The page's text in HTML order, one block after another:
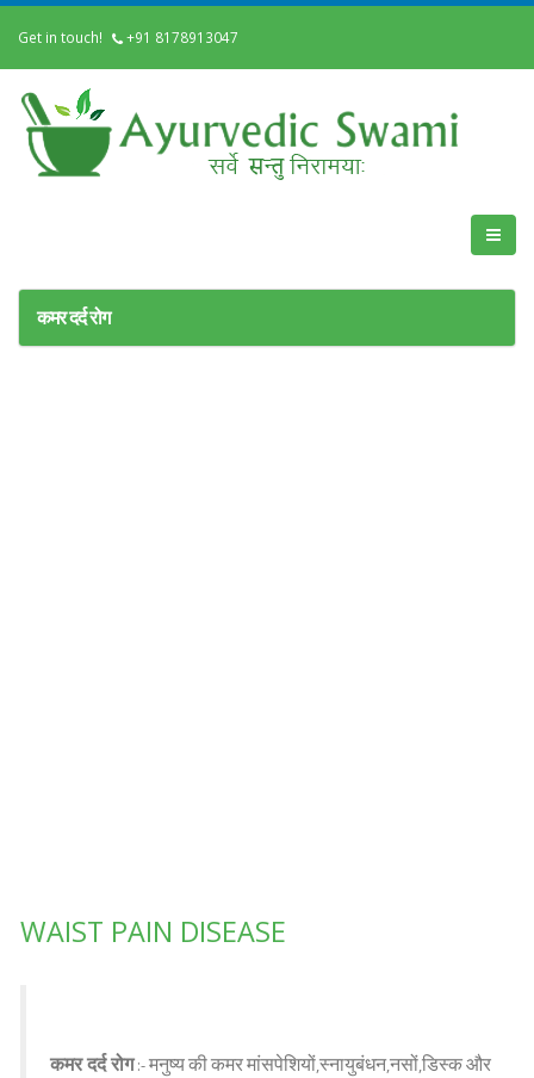
Get in touch! +91 8178913047
कमर दर्द रोग
WAIST PAIN DISEASE
कमर दर्द रोग:-मनुष्यकीकमरमांसपेशियों,स्नायुबंधन,नसों,डिस्कऔर